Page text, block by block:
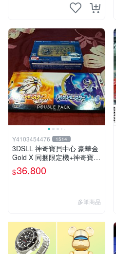
Y4103454476 1514
3DSLL 神奇寶貝中心 豪華金
Gold X 同捆限定機+神奇寶貝
太陽月亮同捆版
$36,800
多筆商品